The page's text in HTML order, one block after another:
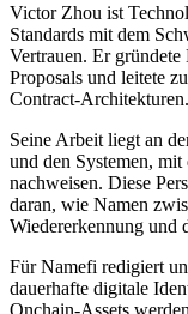
Victor Zhou ist
Standards mit dem
Vertrauen. Er
Proposals und leitete
Contract-Architekturen.
Seine Arbeit liegt an
und den Systemen,
nachweisen. Diese
daran, wie Namen
Wiedererkennung und
Für Namefi redigiert
dauerhafte digitale
Onchain-Assets